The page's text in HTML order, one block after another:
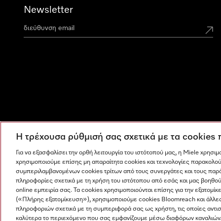
Newsletter
Η εταιρεία μας Όροι και Προϋποθέσεις Προστασία
Η τρέχουσα ρύθμισή σας σχετικά με τα
Για να εξασφαλίσει την ορθή λειτουργία του ιστότοπού μας, η Miele
χρησιμοποιούμε επίσης μη απαραίτητα cookies και τεχνολογίες
συμπεριλαμβανομένων cookies τρίτων από τους συνεργάτες και τους
πληροφορίες σχετικά με τη χρήση του ιστότοπου από εσάς και μας
online εμπειρία σας. Τα cookies χρησιμοποιούνται επίσης για την
(«Πλήρης εξατομίκευση»), χρησιμοποιούμε cookies Bloomreach και
πληροφοριών σχετικά με τη συμπεριφορά σας ως χρήστη, τις οποίες
καλύτερα το περιεχόμενο που σας εμφανίζουμε μέσω διαφόρων